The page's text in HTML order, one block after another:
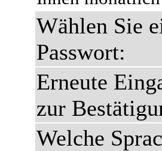
Wählen Sie
Passwort:
Erneute
zur
Welche